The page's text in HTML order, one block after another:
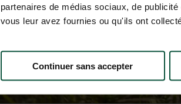
partenaires de médias sociaux, de
vous leur avez fournies ou qu'ils ont
Continuer sans accepter